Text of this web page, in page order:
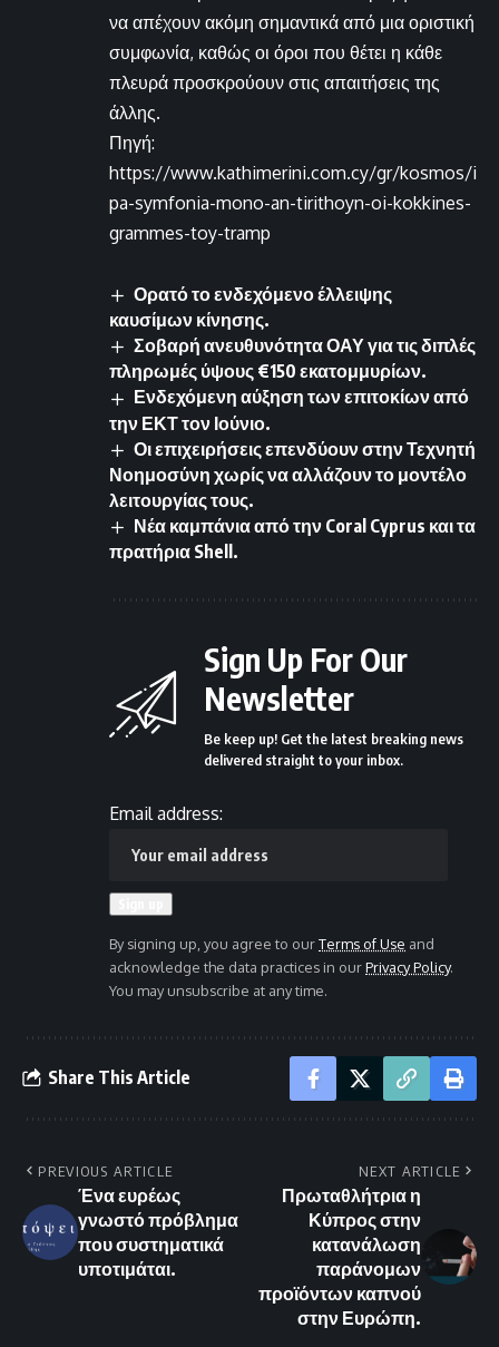
να απέχουν ακόμη σημαντικά από μια οριστική
συμφωνία, καθώς οι όροι που θέτει η κάθε
πλευρά προσκρούουν στις απαιτήσεις της
άλλης.
Πηγή:
https://www.kathimerini.com.cy/gr/kosmos/i
pa-symfonia-mono-an-tirithoyn-oi-kokkines-
grammes-toy-tramp
Ορατό το ενδεχόμενο έλλειψης
καυσίμων κίνησης.
Σοβαρή ανευθυνότητα ΟΑΥ για τις διπλές
πληρωμές ύψους €150 εκατομμυρίων.
Ενδεχόμενη αύξηση των επιτοκίων από
την ΕΚΤ τον Ιούνιο.
Οι επιχειρήσεις επενδύουν στην Τεχνητή
Νοημοσύνη χωρίς να αλλάζουν το μοντέλο
λειτουργίας τους.
Νέα καμπάνια από την Coral Cyprus και τα
πρατήρια Shell.
Sign Up For Our
Newsletter
Be keep up! Get the latest breaking news
delivered straight to your inbox.
Email address:
By signing up, you agree to ourTerms of Use and
acknowledge the data practices in ourPrivacy Policy.
You may unsubscribe at any time.
Share This Article
PREVIOUS ARTICLE
Ένα ευρέως
γνωστό πρόβλημα
που συστηματικά
υποτιμάται.
NEXT ARTICLE
Πρωταθλήτρια η
Κύπρος στην
κατανάλωση
παράνομων
προϊόντων καπνού
στην Ευρώπη.